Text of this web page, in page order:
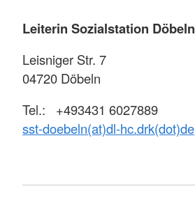
Leiterin Sozialstation Döbeln
Leisniger Str. 7
04720 Döbeln
Tel.: +493431 6027889
sst-doebeln(at)dl-hc.drk(dot)de